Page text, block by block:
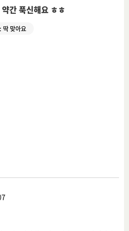
간 푹신해요 ㅎㅎ
: 딱 맞아요